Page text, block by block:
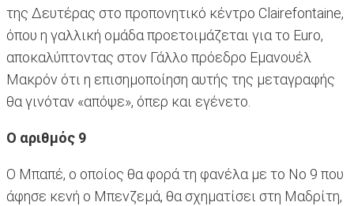
της Δευτέρας στο προπονητικό κέντρο Clairefontaine,
όπου η γαλλική ομάδα προετοιμάζεται για το Euro,
αποκαλύπτοντας στον Γάλλο πρόεδρο Εμανουέλ
Μακρόν ότι η επισημοποίηση αυτής της μεταγραφής
θα γινόταν «απόψε», όπερ και εγένετο.
O αριθμός 9
O Μπαπέ, ο οποίος θα φορά τη φανέλα με το Νο 9 που
άφησε κενή ο Μπενζεμά, θα σχηματίσει στη Μαδρίτη,